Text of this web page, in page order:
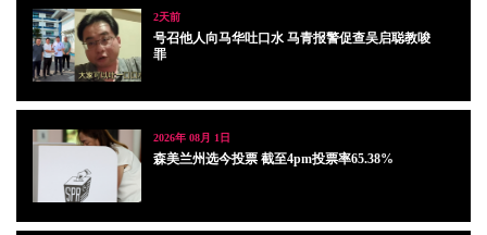
2天前
号召他人向马华吐口水 马青报警促查吴启聪教唆
罪
2026年 08月 1日
森美兰州选今投票 截至4pm投票率65.38%